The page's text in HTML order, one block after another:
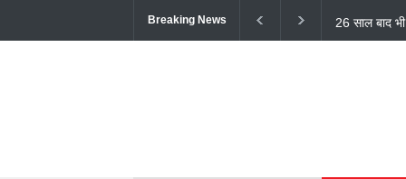
Breaking News
टिहरी में
लोगों की मौत;